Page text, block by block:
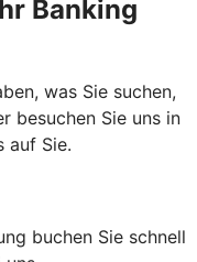
Banking
was Sie suchen,
besuchen Sie uns in
auf Sie.
buchen Sie schnell